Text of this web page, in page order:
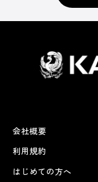
会社概要
利用規約
はじめての方へ